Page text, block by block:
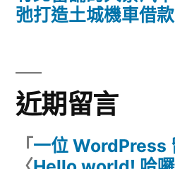
弛打造土城機車借款
近期留言
「 一位 WordPress